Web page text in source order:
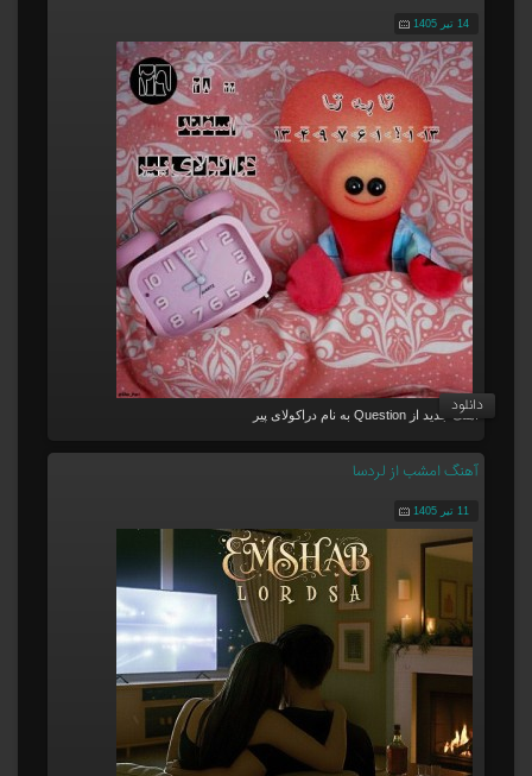
14 تیر 1405
آهنگ جدید از Question به نام دراکولای پیر
دانلود
آهنگ امشب از لردسا
11 تیر 1405